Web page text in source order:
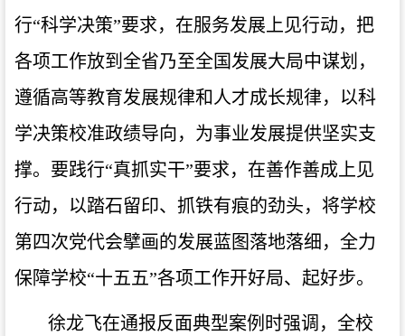
行“科学决策”要求，在服务发展上见行动，把
各项工作放到全省乃至全国发展大局中谋划，
遵循高等教育发展规律和人才成长规律，以科
学决策校准政绩导向，为事业发展提供坚实支
撑。要践行“真抓实干”要求，在善作善成上见
行动，以踏石留印、抓铁有痕的劲头，将学校
第四次党代会擘画的发展蓝图落地落细，全力
保障学校“十五五”各项工作开好局、起好步。
徐龙飞在通报反面典型案例时强调，全校